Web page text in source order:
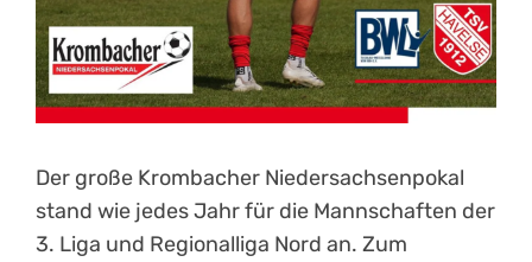
Der große Krombacher Niedersachsenpokal
stand wie jedes Jahr für die Mannschaften der
3. Liga und Regionalliga Nord an. Zum